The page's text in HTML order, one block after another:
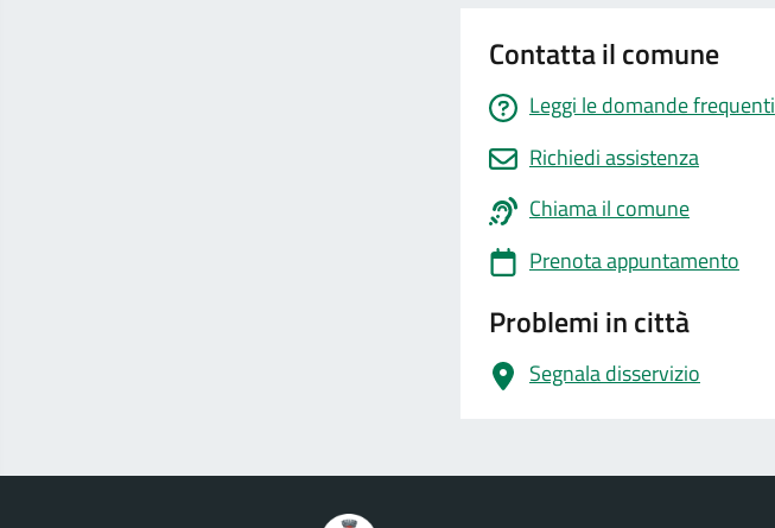
Contatta il comune
Leggi le domande frequenti
Richiedi assistenza
Chiama il comune
Prenota appuntamento
Problemi in città
Segnala disservizio